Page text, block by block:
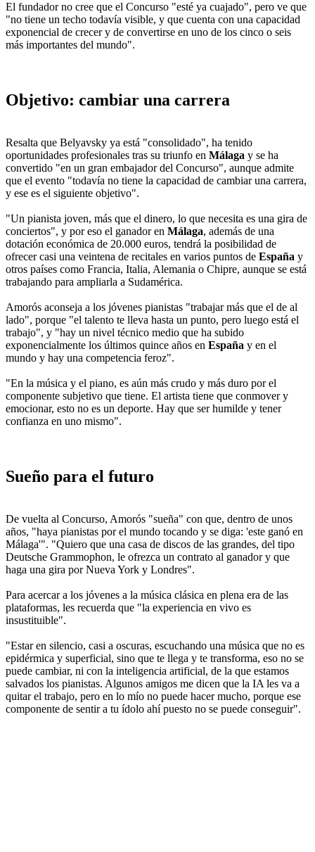
El fundador no cree que el Concurso "esté ya cuajado", pero ve que
"no tiene un techo todavía visible, y que cuenta con una capacidad
exponencial de crecer y de convertirse en uno de los cinco o seis
más importantes del mundo".
Objetivo: cambiar una carrera
Resalta que Belyavsky ya está "consolidado", ha tenido
oportunidades profesionales tras su triunfo en Málaga y se ha
convertido "en un gran embajador del Concurso", aunque admite
que el evento "todavía no tiene la capacidad de cambiar una carrera,
y ese es el siguiente objetivo".
"Un pianista joven, más que el dinero, lo que necesita es una gira de
conciertos", y por eso el ganador en Málaga, además de una
dotación económica de 20.000 euros, tendrá la posibilidad de
ofrecer casi una veintena de recitales en varios puntos de España y
otros países como Francia, Italia, Alemania o Chipre, aunque se está
trabajando para ampliarla a Sudamérica.
Amorós aconseja a los jóvenes pianistas "trabajar más que el de al
lado", porque "el talento te lleva hasta un punto, pero luego está el
trabajo", y "hay un nivel técnico medio que ha subido
exponencialmente los últimos quince años en España y en el
mundo y hay una competencia feroz".
"En la música y el piano, es aún más crudo y más duro por el
componente subjetivo que tiene. El artista tiene que conmover y
emocionar, esto no es un deporte. Hay que ser humilde y tener
confianza en uno mismo".
Sueño para el futuro
De vuelta al Concurso, Amorós "sueña" con que, dentro de unos
años, "haya pianistas por el mundo tocando y se diga: 'este ganó en
Málaga'". "Quiero que una casa de discos de las grandes, del tipo
Deutsche Grammophon, le ofrezca un contrato al ganador y que
haga una gira por Nueva York y Londres".
Para acercar a los jóvenes a la música clásica en plena era de las
plataformas, les recuerda que "la experiencia en vivo es
insustituible".
"Estar en silencio, casi a oscuras, escuchando una música que no es
epidérmica y superficial, sino que te llega y te transforma, eso no se
puede cambiar, ni con la inteligencia artificial, de la que estamos
salvados los pianistas. Algunos amigos me dicen que la IA les va a
quitar el trabajo, pero en lo mío no puede hacer mucho, porque ese
componente de sentir a tu ídolo ahí puesto no se puede conseguir".